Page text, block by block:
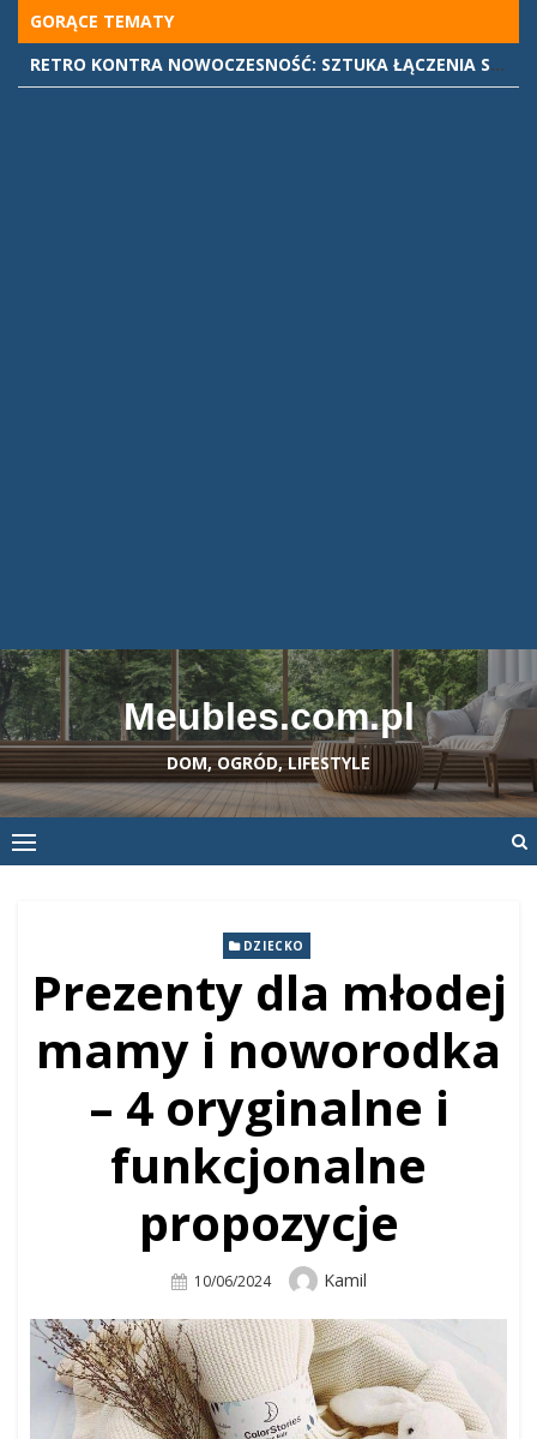
Skip
to
content
GORĄCE TEMATY
RETRO KONTRA NOWOCZESNOŚĆ: SZTUKA ŁĄCZENIA STYLÓW WE WNĘTRZACH
Meubles.com.pl
DOM, OGRÓD, LIFESTYLE
DZIECKO
Prezenty dla młodej
mamy i noworodka
– 4 oryginalne i
funkcjonalne
propozycje
Posted
10/06/2024 Author
Kamil